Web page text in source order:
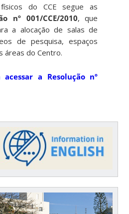
do CCE segue as
nº 001/CCE/2010, que
a alocação de salas de
de pesquisa, espaços
áreas do Centro.
a Resolução nº